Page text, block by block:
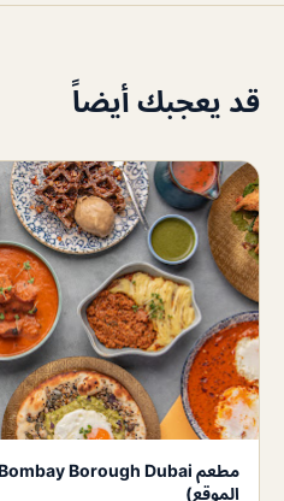
قد يعجبك أيضاً
الموقع)